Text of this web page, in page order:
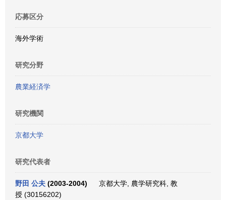
応募区分
海外学術
研究分野
農業経済学
研究機関
京都大学
研究代表者
野田 公夫 (2003-2004)
京都大学, 農学研究科, 教
授 (30156202)